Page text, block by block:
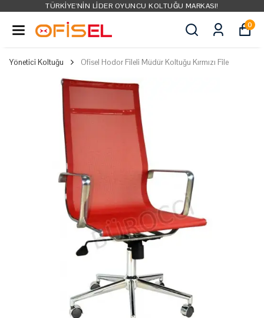
TÜRKIYE'NIN LIDER OYUNCU KOLTUĞU MARKASI!
0
Yönetici Koltuğu Ofisel Hodor Fileli Müdür Koltuğu Kırmızı File